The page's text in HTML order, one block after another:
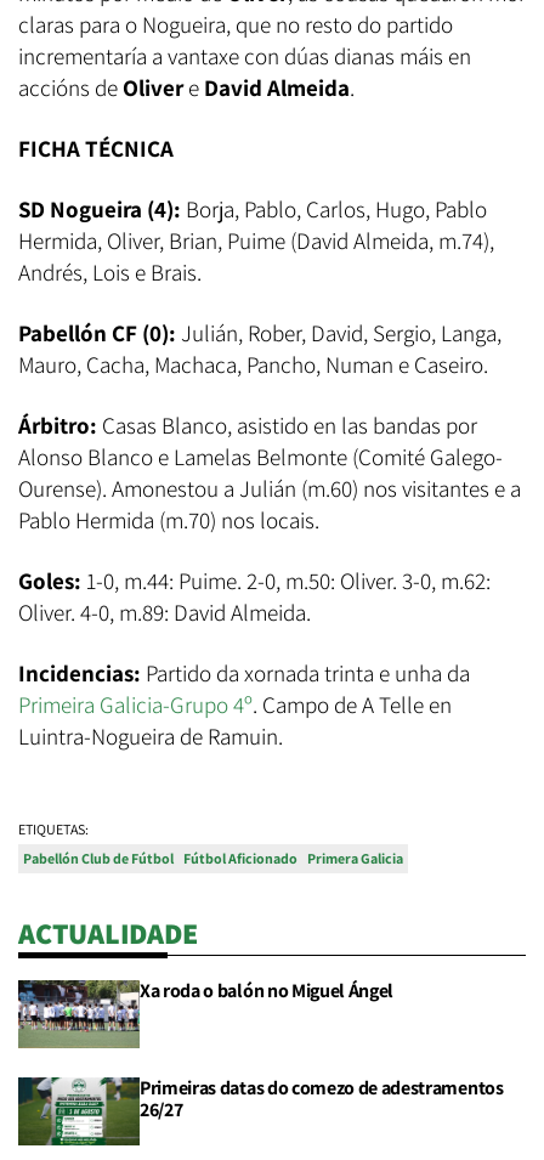
claras para o Nogueira, que no resto do partido
incrementaría a vantaxe con dúas dianas máis en
accións de Olivere David Almeida.
FICHA TÉCNICA
SD Nogueira (4): Borja, Pablo, Carlos, Hugo, Pablo
Hermida, Oliver, Brian, Puime (David Almeida, m.74),
Andrés, Lois e Brais.
Pabellón CF (0): Julián, Rober, David, Sergio, Langa,
Mauro, Cacha, Machaca, Pancho, Numan e Caseiro.
Árbitro: Casas Blanco, asistido en las bandas por
Alonso Blanco e Lamelas Belmonte (Comité Galego-
Ourense). Amonestou a Julián (m.60) nos visitantes e a
Pablo Hermida (m.70) nos locais.
Goles: 1-0, m.44: Puime. 2-0, m.50: Oliver. 3-0, m.62:
Oliver. 4-0, m.89: David Almeida.
Incidencias: Partido da xornada trinta e unha da
Primeira Galicia-Grupo 4º. Campo de A Telle en
Luintra-Nogueira de Ramuin.
ETIQUETAS:
Pabellón Club de Fútbol Fútbol Aficionado Primera Galicia
ACTUALIDADE
Xa roda o balón no Miguel Ángel
Primeiras datas do comezo de adestramentos
26/27